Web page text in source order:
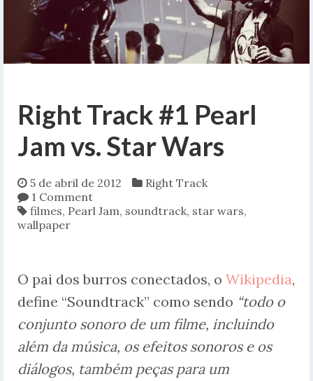
Right Track #1 Pearl
Jam vs. Star Wars
5 de abril de 2012
Right Track
1 Comment
filmes, Pearl Jam, soundtrack, star wars,
wallpaper
O pai dos burros conectados, o Wikipedia,
define “Soundtrack” como sendo “todo o
conjunto sonoro de um filme, incluindo
além da música, os efeitos sonoros e os
diálogos, também peças para um